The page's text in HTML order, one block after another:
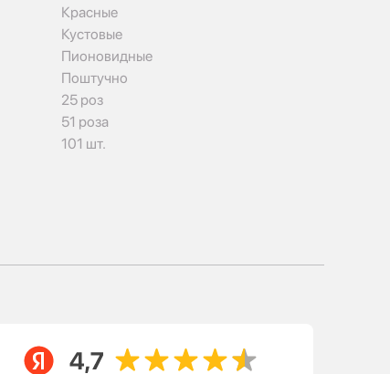
Красные
Кустовые
Пионовидные
Поштучно
25 роз
51 роза
101 шт.